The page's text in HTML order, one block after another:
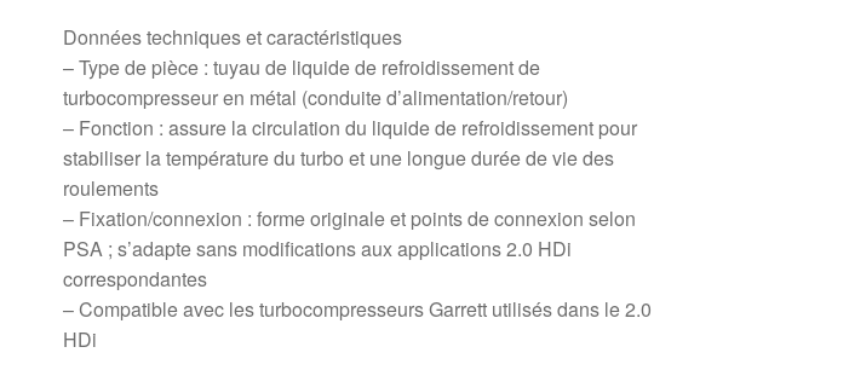
Données techniques et caractéristiques
– Type de pièce : tuyau de liquide de refroidissement de
turbocompresseur en métal (conduite d’alimentation/retour)
– Fonction : assure la circulation du liquide de refroidissement pour
stabiliser la température du turbo et une longue durée de vie des
roulements
– Fixation/connexion : forme originale et points de connexion selon
PSA ; s’adapte sans modifications aux applications 2.0 HDi
correspondantes
– Compatible avec les turbocompresseurs Garrett utilisés dans le 2.0
HDi